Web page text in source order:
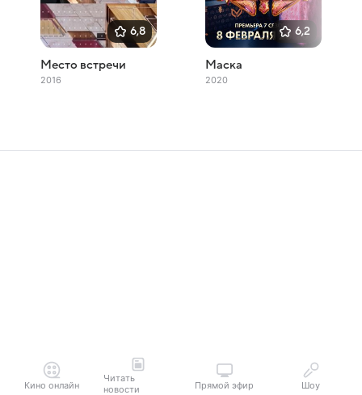
6,8
Место встречи
2016
6,2
Маска
2020
Кино онлайн
Читать
новости
Прямой эфир Шоу